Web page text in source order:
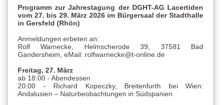
Programm zur Jahrestagung der DGHT-AG Lacertiden
vom 27. bis 29. März 2026 im Bürgersaal der Stadthalle
in Gersfeld (Rhön)
Anmeldungen erbeten an:
Rolf Warnecke, Helmscherode 39, 37581 Bad
Gandersheim, eMail: rolfwarnecke@t-online.de
Freitag, 27. März
ab 18:00 - Abendessen
20:00 - Richard Kopeczky, Breitenfurth bei Wien:
Andalusien – Naturbeobachtungen in Südspanien